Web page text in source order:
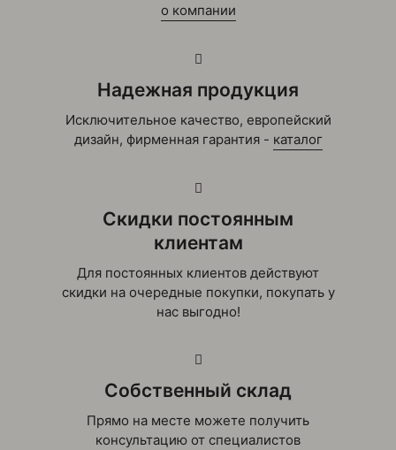
о компании
Надежная продукция
Исключительное качество, европейский
дизайн, фирменная гарантия - каталог
Скидки постоянным
клиентам
Для постоянных клиентов действуют
скидки на очередные покупки, покупать у
нас выгодно!
Собственный склад
Прямо на месте можете получить
консультацию от специалистов